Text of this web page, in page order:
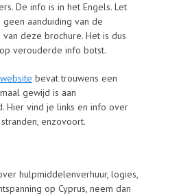
De info is in het Engels. Let
aanduiding van de
deze brochure. Het is dus
verouderde info botst.
bevat trouwens een
gewijd is aan
Hier vind je links en info over
enzovoort.
hulpmiddelenverhuur, logies,
op Cyprus, neem dan